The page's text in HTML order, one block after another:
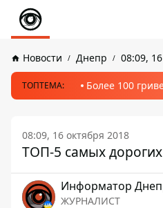
Новости Днепр 08:09,
ТОПТЕМА: Более 100
08:09, 16 октября 2018
ТОП-5 самых
Информатор
ЖУРНАЛИСТ